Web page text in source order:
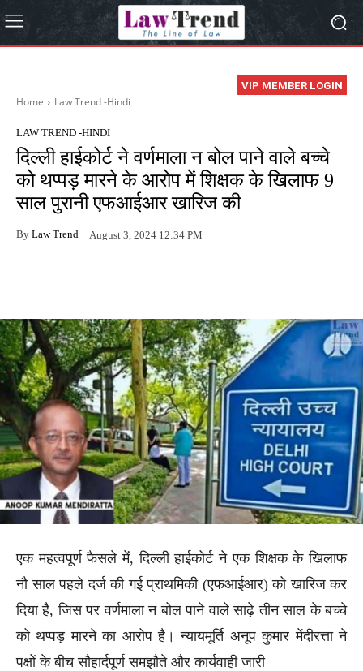
VIP MEMBER LOGIN
Home Law Trend -Hindi
LAW TREND -HINDI
दिल्ली हाईकोर्ट ने वर्णमाला न बोल पाने वाले बच्चे
को थप्पड़ मारने के आरोप में शिक्षक के खिलाफ 9
साल पुरानी एफआईआर खारिज की
By Law Trend August 3, 2024 12:34 PM
एक महत्वपूर्ण फैसले में, दिल्ली हाईकोर्ट ने एक शिक्षक के खिलाफ
नौ साल पहले दर्ज की गई प्राथमिकी (एफआईआर) को खारिज कर
दिया है, जिस पर वर्णमाला न बोल पाने वाले साढ़े तीन साल के बच्चे
को थप्पड़ मारने का आरोप है। न्यायमूर्ति अनूप कुमार मेंदीरत्ता ने
पक्षों के बीच सौहार्दपूर्ण समझौते और कार्यवाही जारी